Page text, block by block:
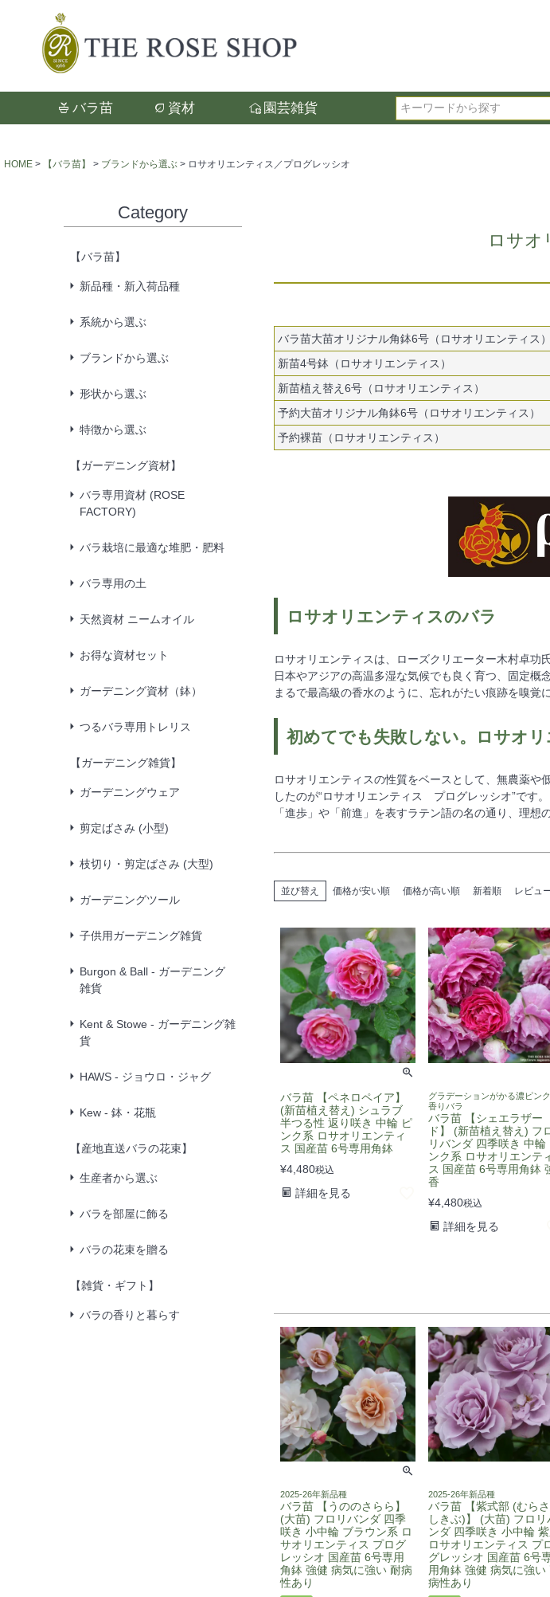
バラ苗 資材 園芸雑貨
検索
検索
選択した項目全てに該当
タイプ、カラー、ブラン
HOME 【バラ苗】 ブランドから選ぶ ロサオリエンティス／プログレッシオ
Category
【バラ苗】
新品種・新入荷品種
系統から選ぶ
ブランドから選ぶ
形状から選ぶ
特徴から選ぶ
【ガーデニング資材】
バラ専用資材 (ROSE
FACTORY)
バラ栽培に最適な堆肥・肥料
バラ専用の土
天然資材 ニームオイル
お得な資材セット
ガーデニング資材（鉢）
つるバラ専用トレリス
【ガーデニング雑貨】
ガーデニングウェア
剪定ばさみ (小型)
枝切り・剪定ばさみ (大型)
ガーデニングツール
子供用ガーデニング雑貨
Burgon & Ball - ガーデニング
雑貨
Kent & Stowe - ガーデニング雑
貨
HAWS - ジョウロ・ジャグ
Kew - 鉢・花瓶
【産地直送バラの花束】
生産者から選ぶ
バラを部屋に飾る
バラの花束を贈る
【雑貨・ギフト】
バラの香りと暮らす
ロサオ
バラ苗大苗オリジナル角鉢6号（ロサオリエンティス）
新苗4号鉢（ロサオリエンティス）
新苗植え替え6号（ロサオリエンティス）
予約大苗オリジナル角鉢6号（ロサオリエンティス）
予約裸苗（ロサオリエンティス）
ロサオリエンティスのバラ
ロサオリエンティスは、ローズクリエーター木村卓功
日本やアジアの高温多湿な気候でも良く育つ、固定概
まるで最高級の香水のように、忘れがたい痕跡を嗅覚
初めてでも失敗しない。ロサオ
ロサオリエンティスの性質をベースとして、無農薬
したのが“ロサオリエンティス プログレッシオ”です。
「進歩」や「前進」を表すラテン語の名の通り、理想
並び替え 価格が安い順 価格が高い順 新着順 レビュ
バラ苗 【ペネロペイア】
(新苗植え替え) シュラブ
半つる性 返り咲き 中輪 ピ
ンク系 ロサオリエンティ
ス 国産苗 6号専用角鉢
¥4,480税込
詳細を見る
グラデーションがかる濃ピン
香りバラ
バラ苗 【シェエラザー
ド】 (新苗植え替え) フ
リバンダ 四季咲き 中輪
ンク系 ロサオリエンテ
ス 国産苗 6号専用角鉢
香
¥4,480税込
詳細を見る
2025-26年新品種
バラ苗 【うののさらら】
(大苗) フロリバンダ 四季
咲き 小中輪 ブラウン系 ロ
サオリエンティス プログ
レッシオ 国産苗 6号専用
角鉢 強健 病気に強い 耐病
性あり
2025-26年新品種
バラ苗 【紫式部 (むらさ
しきぶ)】 (大苗) フロリ
ンダ 四季咲き 小中輪
ロサオリエンティス プ
グレッシオ 国産苗 6号
用角鉢 強健 病気に強い
病性あり